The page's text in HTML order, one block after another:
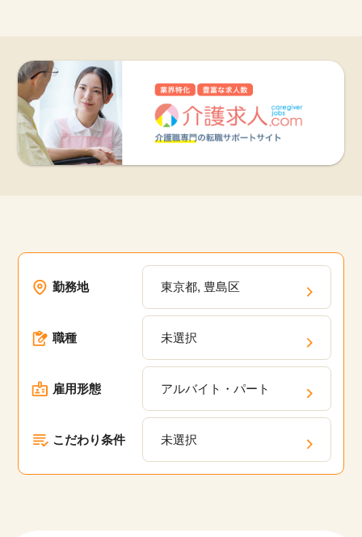
勤務地 東京都, 豊島区
職種 未選択
雇用形態 アルバイト・パート
こだわり条件 未選択